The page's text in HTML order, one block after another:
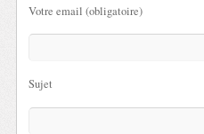
Votre email (obligatoire)
Sujet